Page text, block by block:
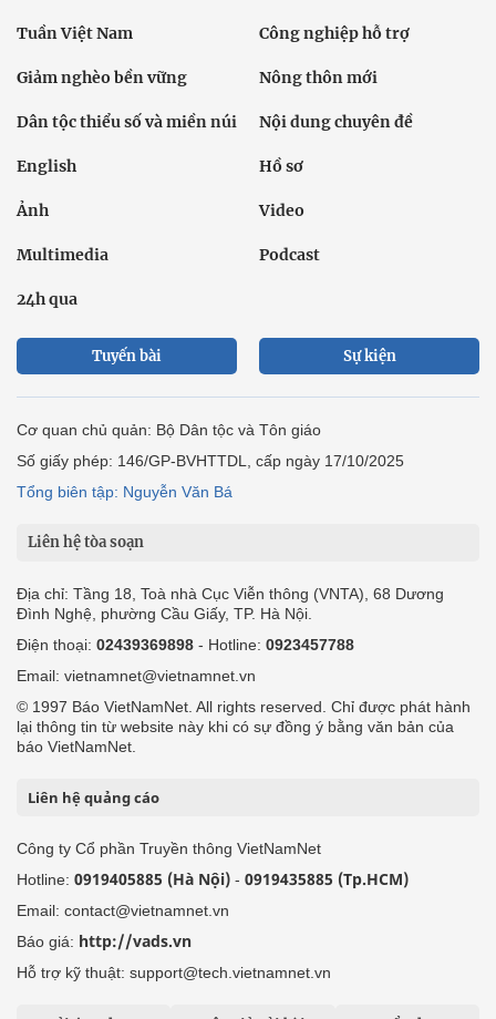
Tuần Việt Nam Công nghiệp hỗ trợ
Giảm nghèo bền vững Nông thôn mới
Dân tộc thiểu số và miền núi Nội dung chuyên đề
English Hồ sơ
Ảnh Video
Multimedia Podcast
24h qua
Tuyến bài Sự kiện
Cơ quan chủ quản: Bộ Dân tộc và Tôn giáo
Số giấy phép: 146/GP-BVHTTDL, cấp ngày 17/10/2025
Tổng biên tập: Nguyễn Văn Bá
Liên hệ tòa soạn
Địa chỉ: Tầng 18, Toà nhà Cục Viễn thông (VNTA), 68 Dương
Đình Nghệ, phường Cầu Giấy, TP. Hà Nội.
Điện thoại: 02439369898 - Hotline: 0923457788
Email: vietnamnet@vietnamnet.vn
© 1997 Báo VietNamNet. All rights reserved. Chỉ được phát hành
lại thông tin từ website này khi có sự đồng ý bằng văn bản của
báo VietNamNet.
Liên hệ quảng cáo
Công ty Cổ phần Truyền thông VietNamNet
Hotline: 0919405885 (Hà Nội) - 0919435885 (Tp.HCM)
Email: contact@vietnamnet.vn
Báo giá: http://vads.vn
Hỗ trợ kỹ thuật: support@tech.vietnamnet.vn